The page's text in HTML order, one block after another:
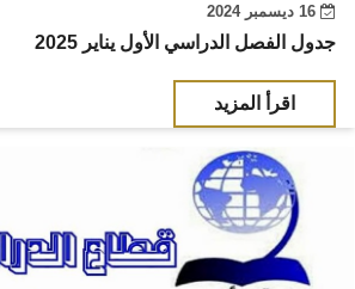
جدول الفصل الدراسي الأول يناير 2025
اقرأ المزيد